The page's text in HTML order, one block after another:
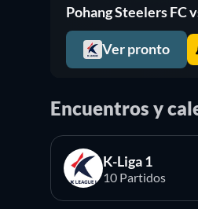
Pohang Steelers FC
Ver pronto
Encuentros y
K-Liga 1
10 Partidos